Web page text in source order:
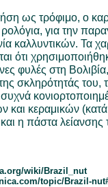
ως τρόφιμο, ο
ρολόγια, για την
καλλυντικών. Τα
ότι
φυλές στη
σκληρότητάς του,
και κεραμικών
και η πάστα
wiki/Brazil_nut
topic/Brazil-